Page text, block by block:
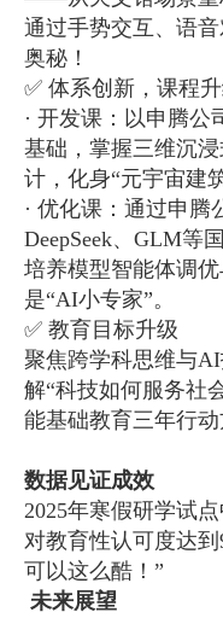
通过手势交互、语
奥秘！
✅ 体系创新，课程
· 开发课：以申腾
基础，掌握三维沉
计，化身“元宇宙建
· 优化课：通过申腾
DeepSeek、GLM等
培养模型智能体调
是“AI小专家”。
✅ 教育目标升级
聚焦跨学科思维与
解“科技如何服务社
能基础教育三年行动
数据见证成效
2025年寒假研学试
对教育性认可度达
可以这么酷！”
未来展望